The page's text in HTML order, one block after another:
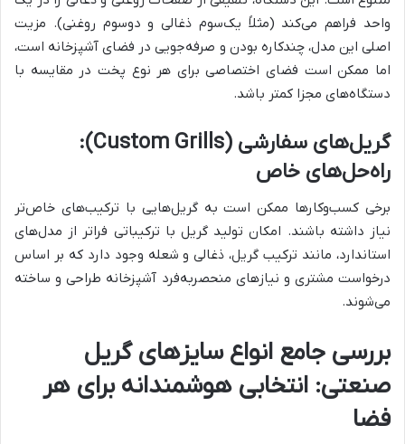
واحد فراهم می‌کند (مثلاً یک‌سوم ذغالی و دوسوم روغنی). مزیت
اصلی این مدل، چندکاره بودن و صرفه‌جویی در فضای آشپزخانه است،
اما ممکن است فضای اختصاصی برای هر نوع پخت در مقایسه با
دستگاه‌های مجزا کمتر باشد.
گریل‌های سفارشی (Custom Grills):
راه‌حل‌های خاص
برخی کسب‌وکارها ممکن است به گریل‌هایی با ترکیب‌های خاص‌تر
نیاز داشته باشند. امکان تولید گریل با ترکیباتی فراتر از مدل‌های
استاندارد، مانند ترکیب گریل، ذغالی و شعله وجود دارد که بر اساس
درخواست مشتری و نیازهای منحصربه‌فرد آشپزخانه طراحی و ساخته
می‌شوند.
بررسی جامع انواع سایزهای گریل
صنعتی: انتخابی هوشمندانه برای هر
فضا